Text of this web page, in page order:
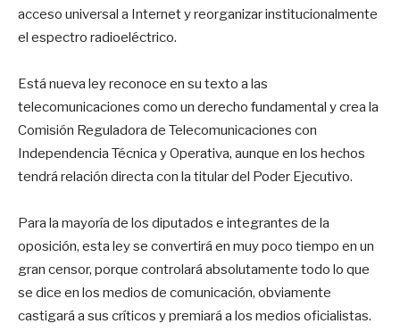
acceso universal a Internet y reorganizar institucionalmente
el espectro radioeléctrico.
Está nueva ley reconoce en su texto a las
telecomunicaciones como un derecho fundamental y crea la
Comisión Reguladora de Telecomunicaciones con
Independencia Técnica y Operativa, aunque en los hechos
tendrá relación directa con la titular del Poder Ejecutivo.
Para la mayoría de los diputados e integrantes de la
oposición, esta ley se convertirá en muy poco tiempo en un
gran censor, porque controlará absolutamente todo lo que
se dice en los medios de comunicación, obviamente
castigará a sus críticos y premiará a los medios oficialistas.